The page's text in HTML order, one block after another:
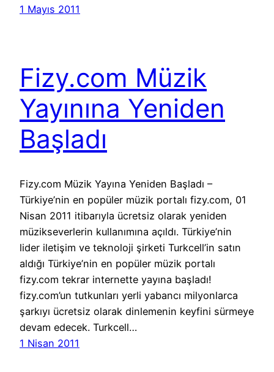
1 Mayıs 2011
Fizy.com Müzik
Yayınına Yeniden
Başladı
Fizy.com Müzik Yayına Yeniden Başladı –
Türkiye’nin en popüler müzik portalı fizy.com, 01
Nisan 2011 itibarıyla ücretsiz olarak yeniden
müzikseverlerin kullanımına açıldı. Türkiye’nin
lider iletişim ve teknoloji şirketi Turkcell’in satın
aldığı Türkiye’nin en popüler müzik portalı
fizy.com tekrar internette yayına başladı!
fizy.com’un tutkunları yerli yabancı milyonlarca
şarkıyı ücretsiz olarak dinlemenin keyfini sürmeye
devam edecek. Turkcell…
1 Nisan 2011